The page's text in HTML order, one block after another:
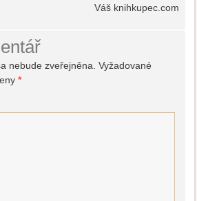
nebude zveřejněna. Vyžadované
*